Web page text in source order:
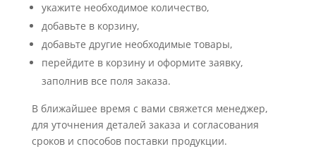
укажите необходимое количество,
добавьте в корзину,
добавьте другие необходимые товары,
перейдите в корзину и оформите заявку,
заполнив все поля заказа.
В ближайшее время с вами свяжется менеджер,
для уточнения деталей заказа и согласования
сроков и способов поставки продукции.